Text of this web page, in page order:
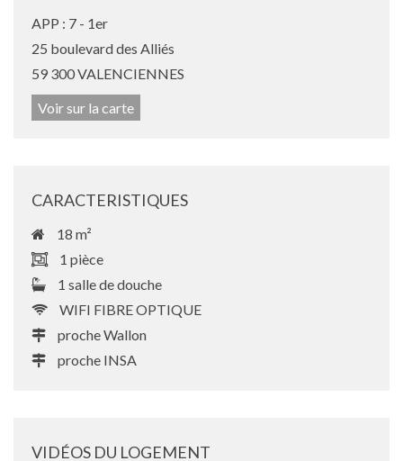
APP : 7 - 1er
25 boulevard des Alliés
59 300 VALENCIENNES
Voir sur la carte
CARACTERISTIQUES
18 m²
1 pièce
1 salle de douche
WIFI FIBRE OPTIQUE
proche Wallon
proche INSA
VIDÉOS DU LOGEMENT